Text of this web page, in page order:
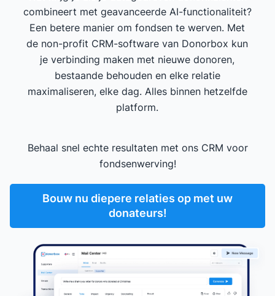
combineert met geavanceerde AI-functionaliteit?
Een betere manier om fondsen te werven. Met
de non-profit CRM-software van Donorbox kun
je verbinding maken met nieuwe donoren,
bestaande behouden en elke relatie
maximaliseren, elke dag. Alles binnen hetzelfde
platform.
Behaal snel echte resultaten met ons CRM voor
fondsenwerving!
Bouw nu diepere relaties op met uw
donateurs!